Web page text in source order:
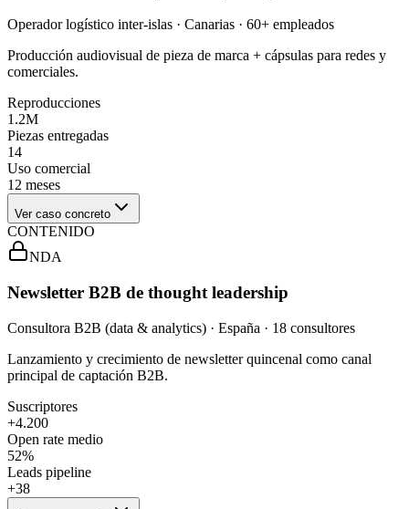
Operador logístico inter-islas · Canarias · 60+ empleados
Producción audiovisual de pieza de marca + cápsulas para redes y
comerciales.
Reproducciones
1.2M
Piezas entregadas
14
Uso comercial
12 meses
Ver caso concreto
CONTENIDO
NDA
Newsletter B2B de thought leadership
Consultora B2B (data & analytics) · España · 18 consultores
Lanzamiento y crecimiento de newsletter quincenal como canal
principal de captación B2B.
Suscriptores
+4.200
Open rate medio
52%
Leads pipeline
+38